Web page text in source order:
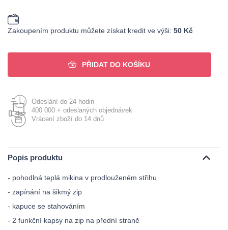
Zakoupením produktu můžete získat kredit ve výši: 50 Kč
PŘIDAT DO KOŠÍKU
Odeslání do 24 hodin
400 000 + odeslaných objednávek
Vrácení zboží do 14 dnů
Popis produktu
- pohodlná teplá mikina v prodlouženém střihu
- zapínání na šikmý zip
- kapuce se stahováním
- 2 funkční kapsy na zip na přední straně